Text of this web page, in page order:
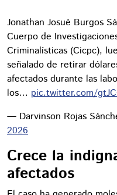
Jonathan Josué Burgos
Cuerpo de
Criminalísticas (Cicpc),
señalado de retirar
afectados durante las
los… pic.twitter.com/
— Darvinson Rojas
2026
Crece la
afectados